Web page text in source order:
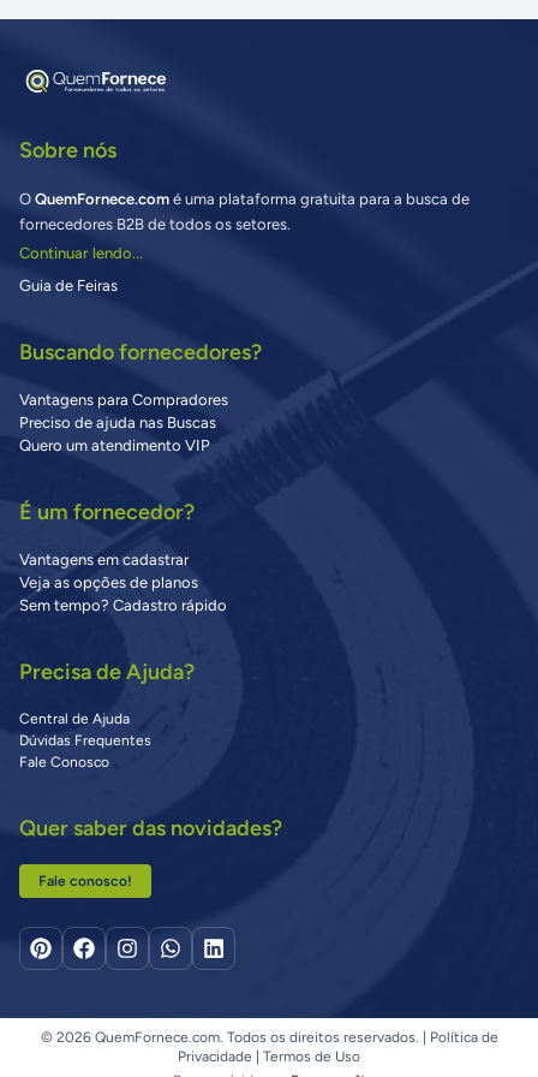
Sobre nós
O QuemFornece.com é uma plataforma gratuita para a busca de
fornecedores B2B de todos os setores.
Continuar lendo...
Guia de Feiras
Buscando fornecedores?
Vantagens para Compradores
Preciso de ajuda nas Buscas
Quero um atendimento VIP
É um fornecedor?
Vantagens em cadastrar
Veja as opções de planos
Sem tempo? Cadastro rápido
Precisa de Ajuda?
Central de Ajuda
Dúvidas Frequentes
Fale Conosco
Quer saber das novidades?
Fale conosco!
© 2026 QuemFornece.com. Todos os direitos reservados. |
Política de
Privacidade
Termos de Uso